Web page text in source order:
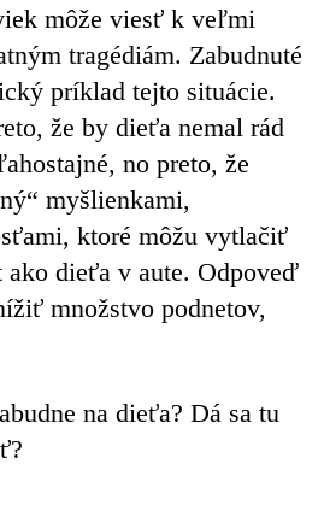
môže viesť k veľmi
tragédiám. Zabudnuté
príklad tejto situácie.
že by dieťa nemal rád
no preto, že
myšlienkami,
ktoré môžu vytlačiť
dieťa v aute. Odpoveď
množstvo podnetov,
na dieťa? Dá sa tu